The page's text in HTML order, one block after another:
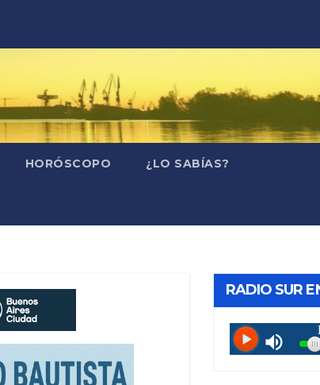
HORÓSCOPO ¿LO SABÍAS?
RADIO SUR